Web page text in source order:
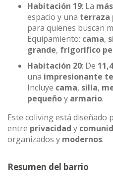
Habitación 19: La
espacio y una terraza
para quienes buscan
Equipamiento: cama,
grande, frigorífico
Habitación 20: De
una impresionante
Incluye cama, silla,
pequeñoy armario.
Este coliving está
entre privacidad y
organizados y modernos.
Resumen del barrio